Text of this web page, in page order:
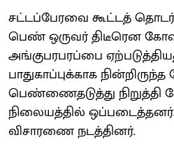
சட்டப்பேரவை கூட்டத்
பெண் ஒருவர் திடீரென
அங்குபரபரப்பை
பாதுகாப்புக்காக
பெண்ணைதடுத்து
நிலையத்தில்
விசாரணை நடத்தினர்.